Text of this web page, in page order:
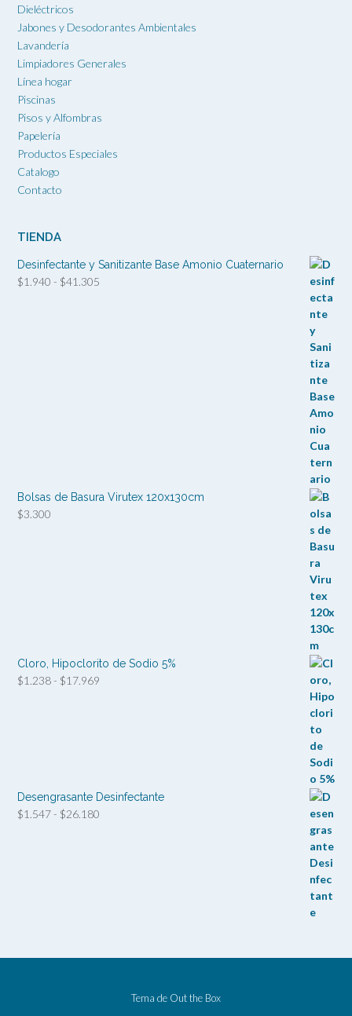
Dieléctricos
Jabones y Desodorantes Ambientales
Lavandería
Limpiadores Generales
Línea hogar
Piscinas
Pisos y Alfombras
Papelería
Productos Especiales
Catalogo
Contacto
TIENDA
Desinfectante y Sanitizante Base Amonio Cuaternario
$1.940 - $41.305
Bolsas de Basura Virutex 120x130cm
$3.300
Cloro, Hipoclorito de Sodio 5%
$1.238- $17.969
Desengrasante Desinfectante
$1.547- $26.180
Tema de Out the Box